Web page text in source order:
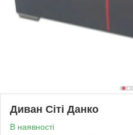
Диван Сіті Данко
В наявності